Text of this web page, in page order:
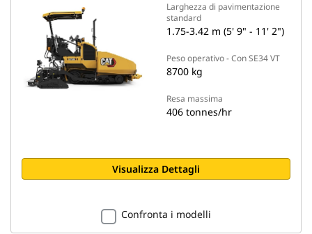
Larghezza di pavimentazione
standard
1.75-3.42 m (5' 9" - 11' 2")
Peso operativo - Con SE34 VT
8700 kg
Resa massima
406 tonnes/hr
Visualizza Dettagli
Confronta i modelli